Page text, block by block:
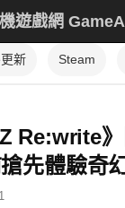
遊戲網
新 Steam
Re:write
先體驗奇